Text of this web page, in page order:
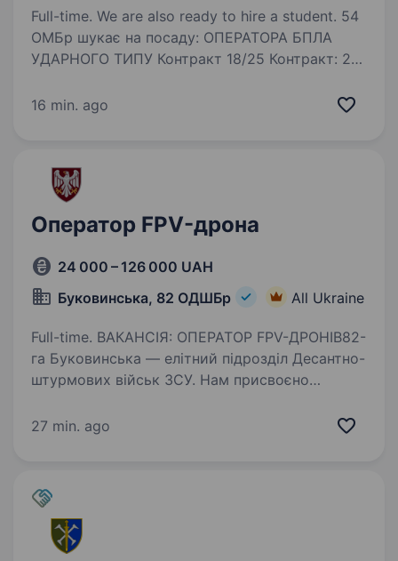
Full-time. We are also ready to hire a student. 54
ОМБр шукає на посаду: ОПЕРАТОРА БПЛА
УДАРНОГО ТИПУ Контракт 18/25 Контракт: 2
команди та керуй високоточною зброєю
16 min. ago
Оператор FPV-дрона
24 000 – 126 000 UAH
Буковинська, 82 ОДШБр
All Ukraine
Full-time. ВАКАНСІЯ: ОПЕРАТОР FPV-ДРОНІВ82-
га Буковинська — елітний підрозділ Десантно-
штурмових військ ЗСУ. Нам присвоєно
Президента України Володимира
27 min. ago